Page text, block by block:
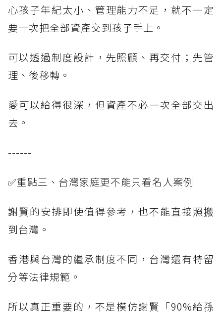
心孩子年紀太小、管理能力不足，就不一定
要一次把全部資產交到孩子手上。
可以透過制度設計，先照顧、再交付；先管
理、後移轉。
愛可以給得很深，但資產不必一次全部交出
去。
------
✅重點三、台灣家庭更不能只看名人案例
謝賢的安排即使值得參考，也不能直接照搬
到台灣。
香港與台灣的繼承制度不同，台灣還有特留
分等法律規範。
所以真正重要的，不是模仿謝賢「90%給孫